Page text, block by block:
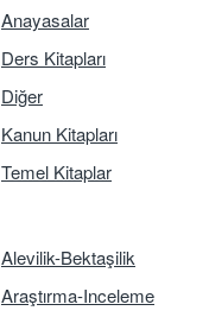
Anayasalar
Ders Kitapları
Diğer
Kanun Kitapları
Temel Kitaplar
Alevilik-Bektaşilik
Araştırma-Inceleme